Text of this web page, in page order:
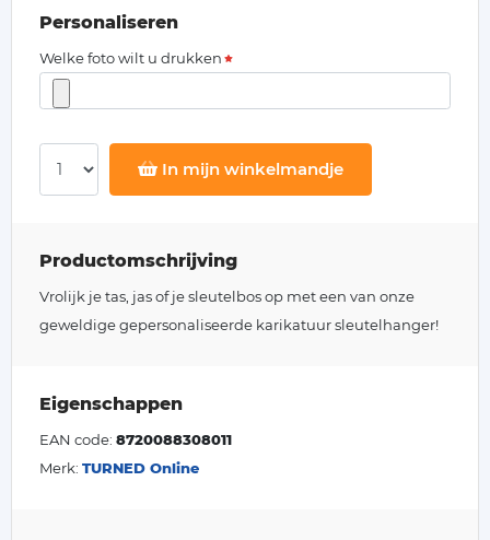
Personaliseren
Welke foto wilt u drukken
In mijn winkelmandje
Productomschrijving
Vrolijk je tas, jas of je sleutelbos op met een van onze
geweldige gepersonaliseerde karikatuur sleutelhanger!
Eigenschappen
EAN code: 8720088308011
Merk: TURNED Online